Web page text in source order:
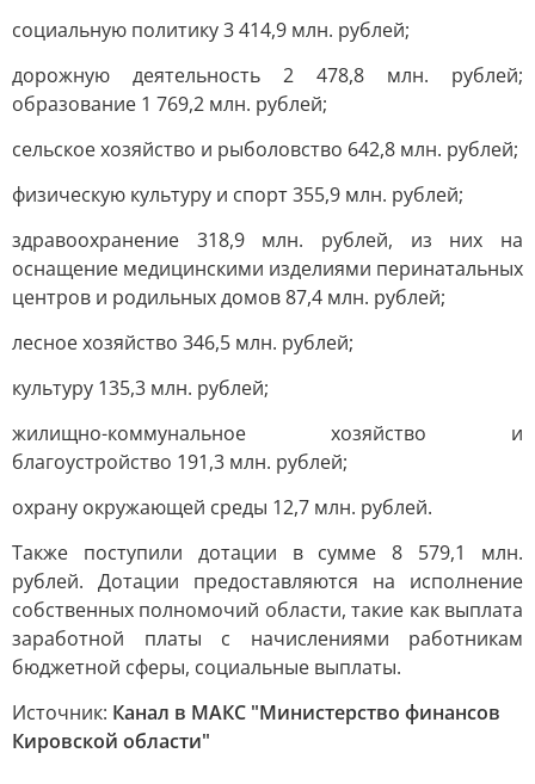
социальную политику 3 414,9 млн. рублей;
дорожную деятельность 2 478,8 млн. рублей;
образование 1 769,2 млн. рублей;
сельское хозяйство и рыболовство 642,8 млн. рублей;
физическую культуру и спорт 355,9 млн. рублей;
здравоохранение 318,9 млн. рублей, из них на
оснащение медицинскими изделиями перинатальных
центров и родильных домов 87,4 млн. рублей;
лесное хозяйство 346,5 млн. рублей;
культуру 135,3 млн. рублей;
жилищно-коммунальное хозяйство и
благоустройство 191,3 млн. рублей;
охрану окружающей среды 12,7 млн. рублей.
Также поступили дотации в сумме 8 579,1 млн.
рублей. Дотации предоставляются на исполнение
собственных полномочий области, такие как выплата
заработной платы с начислениями работникам
бюджетной сферы, социальные выплаты.
Источник: Канал в МАКС "Министерство финансов
Кировской области"